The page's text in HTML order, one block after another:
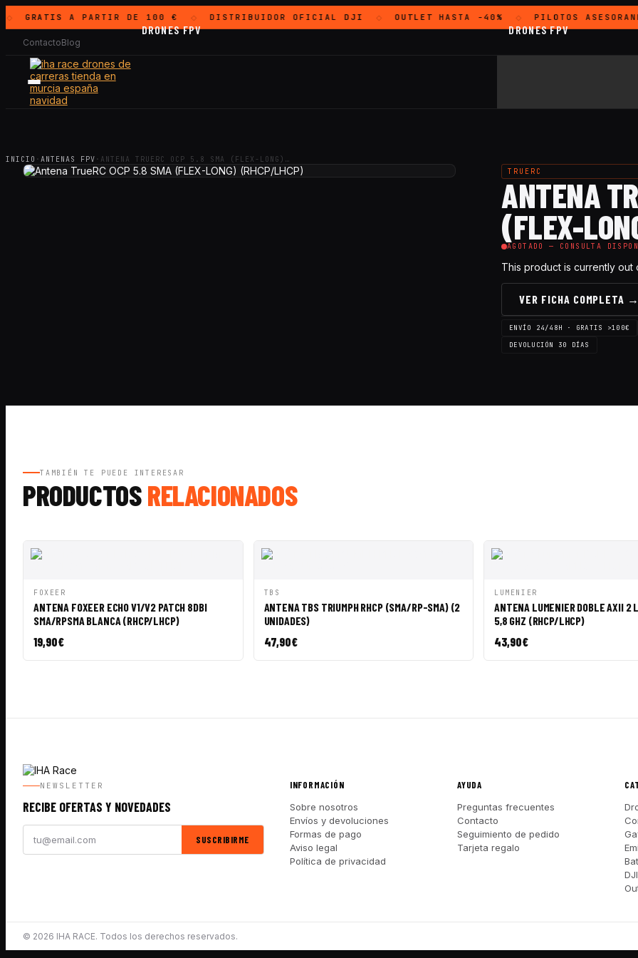
GRATISA PARTIR DE 100 € DISTRIBUIDOR OFICIAL DJI OUTLET HASTA -40% PILOTOS
ContactoBlog
DRONES FPV DRONES FPV
INICIO · ANTENAS FPV · ANTENA TRUERC OCP 5.8 SMA (FLEX-LONG)…
TRUERC
ANTENA
(FLEX-
AGOTADO — CONSULTA
This product is currently out
VER FICHA COMPLETA →
ENVÍO 24/48H · GRATIS >100€
DEVOLUCIÓN 30 DÍAS
TAMBIÉN TE PUEDE INTERESAR
PRODUCTOSRELACIONADOS
VISTA RÁPIDA
FOXEER
ANTENA FOXEER ECHO V1/V2 PATCH 8DBI
SMA/RPSMA BLANCA (RHCP/LHCP)
19,90€
VISTA RÁPIDA
TBS
ANTENA TBS TRIUMPH RHCP (SMA/RP-SMA) (2
UNIDADES)
47,90€
VISTA RÁPIDA
LUMENIER
ANTENA LUMENIER DOBLE AXII 2
5,8 GHZ (RHCP/LHCP)
43,90€
SALE ◇
NEWSLETTER
RECIBE OFERTAS Y NOVEDADES
SUSCRIBIRME
INFORMACIÓN
Sobre nosotros
Envíos y devoluciones
Formas de pago
Aviso legal
Política de privacidad
AYUDA
Preguntas frecuentes
Contacto
Seguimiento de pedido
Tarjeta regalo
DJI
© 2026 IHA RACE. Todos los derechos reservados.